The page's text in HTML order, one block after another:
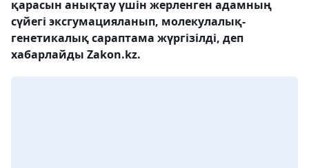
қарасын анықтау үшін жерленген адамның
сүйегі эксгумацияланып, молекулалық-
генетикалық сараптама жүргізілді, деп
хабарлайды Zakon.kz.